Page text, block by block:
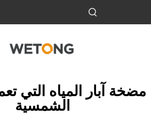
مضخة آبار المياه التي
الشمسية